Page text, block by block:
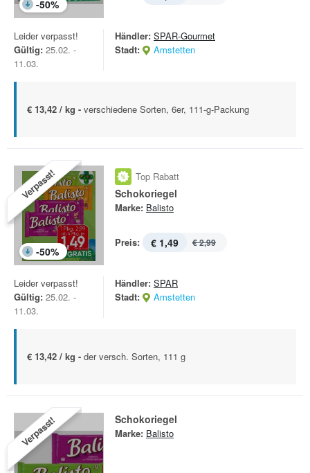
-50%
Leider verpasst!
Gültig: 25.02. -
11.03.
Händler: SPAR-Gourmet
Stadt:
Amstetten
€ 13,42 / kg - verschiedene Sorten, 6er, 111-g-Packung
Verpasst!
-50%
Top Rabatt
Schokoriegel
Marke: Balisto
Preis: € 1,49 € 2,99
Leider verpasst!
Gültig: 25.02. -
11.03.
Händler: SPAR
Stadt:
Amstetten
€ 13,42 / kg - der versch. Sorten, 111 g
Verpasst! Schokoriegel
Marke: Balisto